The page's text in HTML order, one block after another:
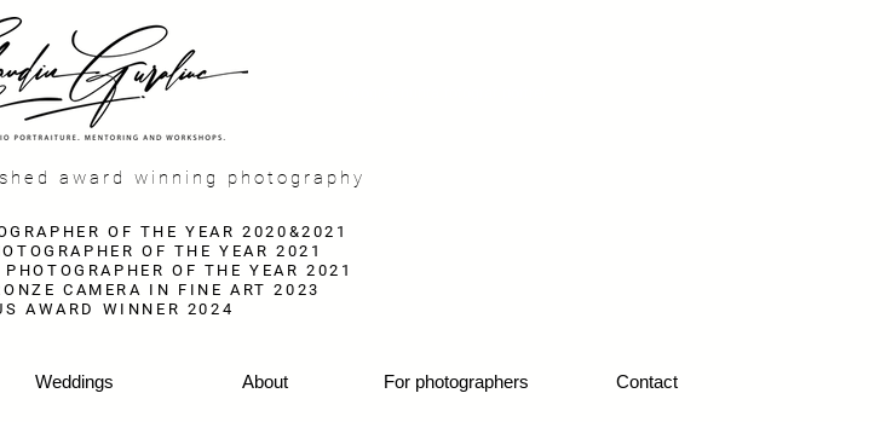
award winning photography
OF THE YEAR 2020&2021
OF THE YEAR 2021
OF THE YEAR 2021
CAMERA IN FINE ART 2023
AWARD WINNER 2024
Weddings About For photographers Contact